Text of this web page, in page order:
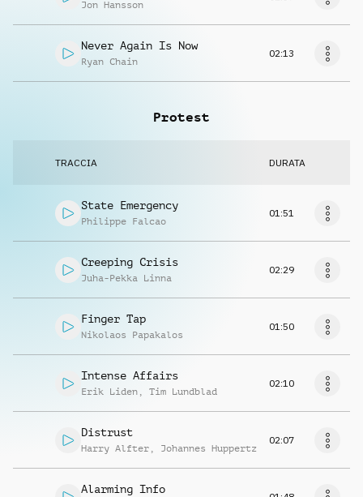
Jon Hansson
Never Again Is Now
Ryan Chain
02:13
Protest
TRACCIA DURATA
State Emergency
Philippe Falcao
01:51
Creeping Crisis
Juha-Pekka Linna
02:29
Finger Tap
Nikolaos Papakalos
01:50
Intense Affairs
Erik Liden , Tim Lundblad
02:10
Distrust
Harry Alfter , Johannes Huppertz
02:07
Alarming Info